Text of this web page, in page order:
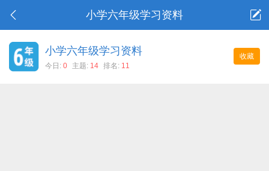
小学六年级学习资料
收藏
小学六年级学习资料
今日: 0 主题: 14 排名: 11